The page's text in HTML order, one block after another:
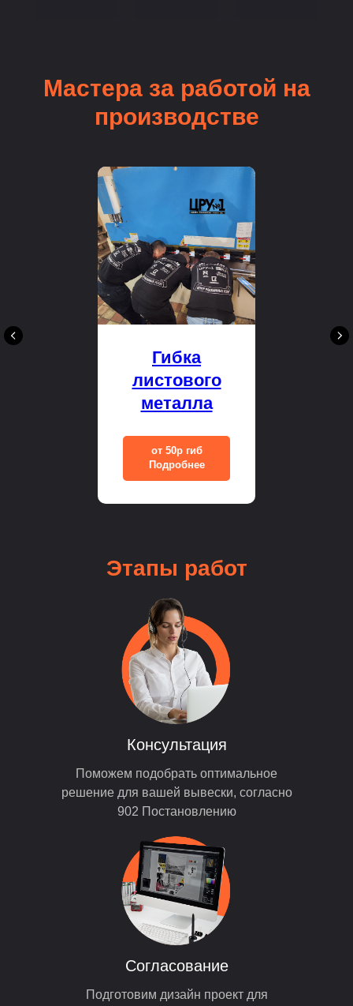
Мастера за работой на
производстве
Гибка
листового
металла
от 50р гиб
Подробнее
Этапы работ
Поможем подобрать оптимальное
решение для вашей вывески, согласно
902 Постановлению
Консультация
Подготовим дизайн проект для
Согласование